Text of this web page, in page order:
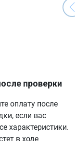
проверки
оплату после
если вас
характеристики.
в ходе